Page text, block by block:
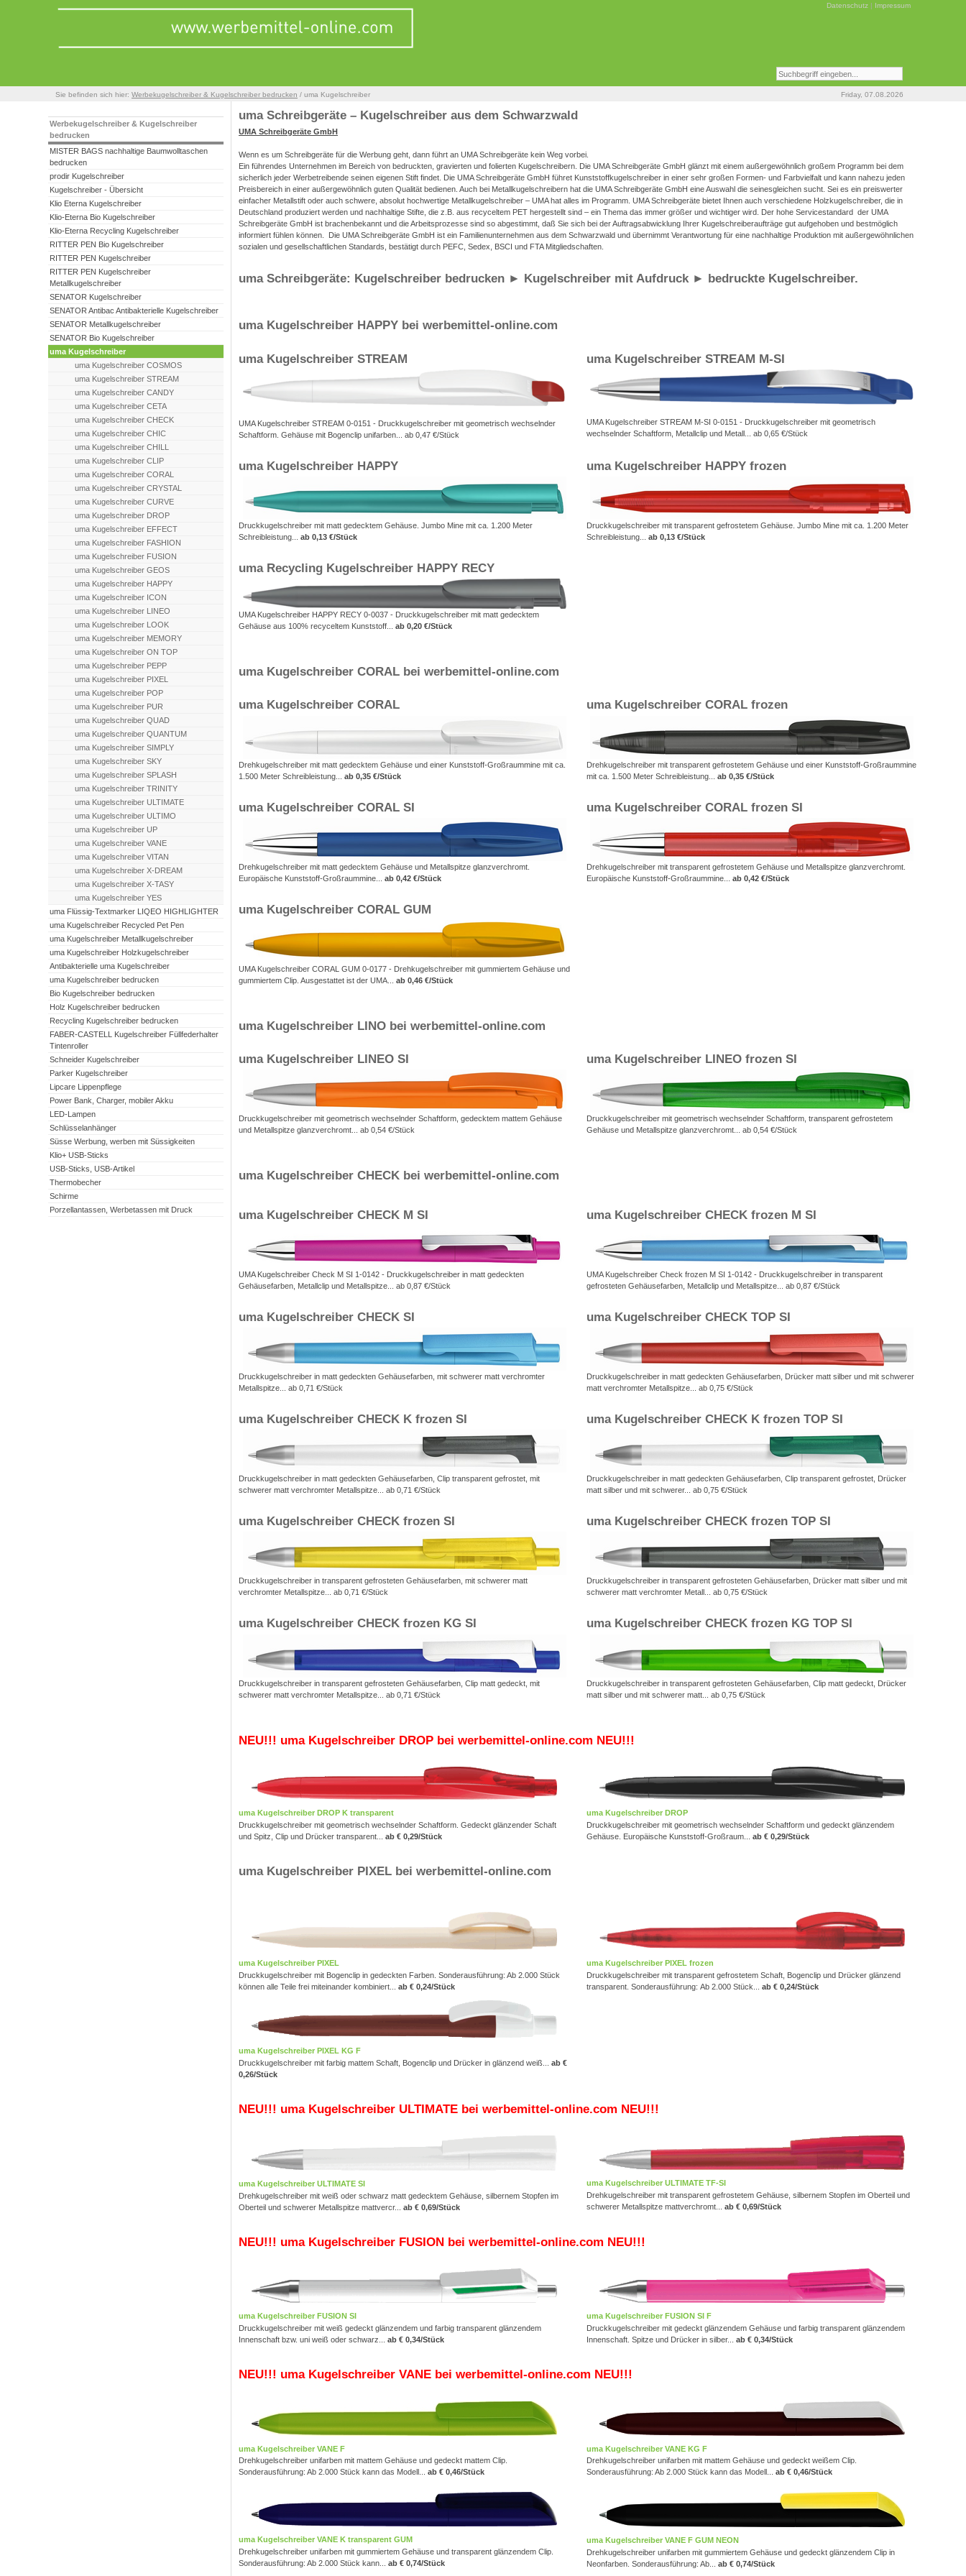
Datenschutz | Impressum
Sie befinden sich hier: Werbekugelschreiber & Kugelschreiber bedrucken / uma Kugelschreiber Friday, 07.08.2026
uma Schreibgeräte – Kugelschreiber aus dem Schwarzwald
UMA Schreibgeräte GmbH
Wenn es um Schreibgeräte für die Werbung geht, dann führt an UMA Schreibgeräte kein Weg vorbei.
Ein führendes Unternehmen im Bereich von bedruckten, gravierten und folierten Kugelschreibern. Die UMA Schreibgeräte GmbH glänzt mit einem außergewöhnlich großem Programm bei dem
sicherlich jeder Werbetreibende seinen eigenen Stift findet. Die UMA Schreibgeräte GmbH führet Kunststoffkugelschreiber in einer sehr großen Formen- und Farbvielfalt und kann nahezu jeden
Preisbereich in einer außergewöhnlich guten Qualität bedienen. Auch bei Metallkugelschreibern hat die UMA Schreibgeräte GmbH eine Auswahl die seinesgleichen sucht. Sei es ein preiswerter
einfacher Metallstift oder auch schwere, absolut hochwertige Metallkugelschreiber – UMA hat alles im Programm. UMA Schreibgeräte bietet Ihnen auch verschiedene Holzkugelschreiber, die in
Deutschland produziert werden und nachhaltige Stifte, die z.B. aus recyceltem PET hergestellt sind – ein Thema das immer größer und wichtiger wird. Der hohe Servicestandard der UMA
Schreibgeräte GmbH ist brachenbekannt und die Arbeitsprozesse sind so abgestimmt, daß Sie sich bei der Auftragsabwicklung Ihrer Kugelschreiberaufträge gut aufgehoben und bestmöglich
informiert fühlen können. Die UMA Schreibgeräte GmbH ist ein Familienunternehmen aus dem Schwarzwald und übernimmt Verantwortung für eine nachhaltige Produktion mit außergewöhnlichen
sozialen und gesellschaftlichen Standards, bestätigt durch PEFC, Sedex, BSCI und FTA Mitgliedschaften.
uma Schreibgeräte: Kugelschreiber bedrucken ► Kugelschreiber mit Aufdruck ► bedruckte Kugelschreiber.
uma Kugelschreiber HAPPY bei werbemittel-online.com
uma Kugelschreiber STREAM
UMA Kugelschreiber STREAM 0-0151 - Druckkugelschreiber mit geometrisch wechselnder
Schaftform. Gehäuse mit Bogenclip unifarben... ab 0,47 €/Stück
uma Kugelschreiber STREAM M-SI
UMA Kugelschreiber STREAM M-SI 0-0151 - Druckkugelschreiber mit geometrisch
wechselnder Schaftform, Metallclip und Metall... ab 0,65 €/Stück
uma Kugelschreiber HAPPY
Druckkugelschreiber mit matt gedecktem Gehäuse. Jumbo Mine mit ca. 1.200 Meter
Schreibleistung... ab 0,13 €/Stück
uma Recycling Kugelschreiber HAPPY RECY
UMA Kugelschreiber HAPPY RECY 0-0037 - Druckkugelschreiber mit matt gedecktem
Gehäuse aus 100% recyceltem Kunststoff... ab 0,20 €/Stück
uma Kugelschreiber HAPPY frozen
Druckkugelschreiber mit transparent gefrostetem Gehäuse. Jumbo Mine mit ca. 1.200 Meter
Schreibleistung... ab 0,13 €/Stück
uma Kugelschreiber CORAL bei werbemittel-online.com
uma Kugelschreiber CORAL
Drehkugelschreiber mit matt gedecktem Gehäuse und einer Kunststoff-Großraummine mit ca.
1.500 Meter Schreibleistung... ab 0,35 €/Stück
uma Kugelschreiber CORAL SI
Drehkugelschreiber mit matt gedecktem Gehäuse und Metallspitze glanzverchromt.
Europäische Kunststoff-Großraummine... ab 0,42 €/Stück
uma Kugelschreiber CORAL GUM
UMA Kugelschreiber CORAL GUM 0-0177 - Drehkugelschreiber mit gummiertem Gehäuse und
gummiertem Clip. Ausgestattet ist der UMA... ab 0,46 €/Stück
uma Kugelschreiber CORAL frozen
Drehkugelschreiber mit transparent gefrostetem Gehäuse und einer Kunststoff-Großraummine
mit ca. 1.500 Meter Schreibleistung... ab 0,35 €/Stück
uma Kugelschreiber CORAL frozen SI
Drehkugelschreiber mit transparent gefrostetem Gehäuse und Metallspitze glanzverchromt.
Europäische Kunststoff-Großraummine... ab 0,42 €/Stück
uma Kugelschreiber LINO bei werbemittel-online.com
uma Kugelschreiber LINEO SI
Druckkugelschreiber mit geometrisch wechselnder Schaftform, gedecktem mattem Gehäuse
und Metallspitze glanzverchromt... ab 0,54 €/Stück
uma Kugelschreiber LINEO frozen SI
Druckkugelschreiber mit geometrisch wechselnder Schaftform, transparent gefrostetem
Gehäuse und Metallspitze glanzverchromt... ab 0,54 €/Stück
uma Kugelschreiber CHECK bei werbemittel-online.com
uma Kugelschreiber CHECK M SI
UMA Kugelschreiber Check M SI 1-0142 - Druckkugelschreiber in matt gedeckten
Gehäusefarben, Metallclip und Metallspitze... ab 0,87 €/Stück
uma Kugelschreiber CHECK SI
Druckkugelschreiber in matt gedeckten Gehäusefarben, mit schwerer matt verchromter
Metallspitze... ab 0,71 €/Stück
uma Kugelschreiber CHECK K frozen SI
Druckkugelschreiber in matt gedeckten Gehäusefarben, Clip transparent gefrostet, mit
schwerer matt verchromter Metallspitze... ab 0,71 €/Stück
uma Kugelschreiber CHECK frozen SI
Druckkugelschreiber in transparent gefrosteten Gehäusefarben, mit schwerer matt
verchromter Metallspitze... ab 0,71 €/Stück
uma Kugelschreiber CHECK frozen KG SI
Druckkugelschreiber in transparent gefrosteten Gehäusefarben, Clip matt gedeckt, mit
schwerer matt verchromter Metallspitze... ab 0,71 €/Stück
uma Kugelschreiber CHECK frozen M SI
UMA Kugelschreiber Check frozen M SI 1-0142 - Druckkugelschreiber in transparent
gefrosteten Gehäusefarben, Metallclip und Metallspitze... ab 0,87 €/Stück
uma Kugelschreiber CHECK TOP SI
Druckkugelschreiber in matt gedeckten Gehäusefarben, Drücker matt silber und mit schwerer
matt verchromter Metallspitze... ab 0,75 €/Stück
uma Kugelschreiber CHECK K frozen TOP SI
Druckkugelschreiber in matt gedeckten Gehäusefarben, Clip transparent gefrostet, Drücker
matt silber und mit schwerer... ab 0,75 €/Stück
uma Kugelschreiber CHECK frozen TOP SI
Druckkugelschreiber in transparent gefrosteten Gehäusefarben, Drücker matt silber und mit
schwerer matt verchromter Metall... ab 0,75 €/Stück
uma Kugelschreiber CHECK frozen KG TOP SI
Druckkugelschreiber in transparent gefrosteten Gehäusefarben, Clip matt gedeckt, Drücker
matt silber und mit schwerer matt... ab 0,75 €/Stück
NEU!!! uma Kugelschreiber DROP bei werbemittel-online.com NEU!!!
uma Kugelschreiber DROP K transparent
Druckkugelschreiber mit geometrisch wechselnder Schaftform. Gedeckt glänzender Schaft
und Spitz, Clip und Drücker transparent... ab € 0,29/Stück
uma Kugelschreiber DROP
Druckkugelschreiber mit geometrisch wechselnder Schaftform und gedeckt glänzendem
Gehäuse. Europäische Kunststoff-Großraum... ab € 0,29/Stück
uma Kugelschreiber PIXEL bei werbemittel-online.com
uma Kugelschreiber PIXEL
Druckkugelschreiber mit Bogenclip in gedeckten Farben. Sonderausführung: Ab 2.000 Stück
können alle Teile frei miteinander kombiniert... ab € 0,24/Stück
uma Kugelschreiber PIXEL KG F
Druckkugelschreiber mit farbig mattem Schaft, Bogenclip und Drücker in glänzend weiß... ab €
0,26/Stück
uma Kugelschreiber PIXEL frozen
Druckkugelschreiber mit transparent gefrostetem Schaft, Bogenclip und Drücker glänzend
transparent. Sonderausführung: Ab 2.000 Stück ab € 0,24/Stück
NEU!!! uma Kugelschreiber ULTIMATE bei werbemittel-online.com NEU!!!
uma Kugelschreiber ULTIMATE SI
Drehkugelschreiber mit weiß oder schwarz matt gedecktem Gehäuse, silbernem Stopfen im
Oberteil und schwerer Metallspitze mattvercr... ab € 0,69/Stück
uma Kugelschreiber ULTIMATE TF-SI
Drehkugelschreiber mit transparent gefrostetem Gehäuse, silbernem Stopfen im Oberteil und
schwerer Metallspitze mattverchromt... ab € 0,69/Stück
NEU!!! uma Kugelschreiber FUSION bei werbemittel-online.com NEU!!!
uma Kugelschreiber FUSION SI
Druckkugelschreiber mit weiß gedeckt glänzendem und farbig transparent glänzendem
Innenschaft bzw. uni weiß oder schwarz... ab € 0,34/Stück
uma Kugelschreiber FUSION SI F
Druckkugelschreiber mit gedeckt glänzendem Gehäuse und farbig transparent glänzendem
Innenschaft. Spitze und Drücker in silber... ab € 0,34/Stück
NEU!!! uma Kugelschreiber VANE bei werbemittel-online.com NEU!!!
uma Kugelschreiber VANE F
Drehkugelschreiber unifarben mit mattem Gehäuse und gedeckt mattem Clip.
Sonderausführung: Ab 2.000 Stück kann das Modell... ab € 0,46/Stück
uma Kugelschreiber VANE K transparent GUM
Drehkugelschreiber unifarben mit gummiertem Gehäuse und transparent glänzendem Clip.
Sonderausführung: Ab 2.000 Stück kann... ab € 0,74/Stück
uma Kugelschreiber VANE KG F
Drehkugelschreiber unifarben mit mattem Gehäuse und gedeckt weißem Clip.
Sonderausführung: Ab 2.000 Stück kann das Modell... ab € 0,46/Stück
uma Kugelschreiber VANE F GUM NEON
Drehkugelschreiber unifarben mit gummiertem Gehäuse und gedeckt glänzendem Clip in
Neonfarben. Sonderausführung: Ab... ab € 0,74/Stück
Werbekugelschreiber & Kugelschreiber
bedrucken
MISTER BAGS nachhaltige Baumwolltaschen
bedrucken
prodir Kugelschreiber
Kugelschreiber - Übersicht
Klio Eterna Kugelschreiber
Klio-Eterna Bio Kugelschreiber
Klio-Eterna Recycling Kugelschreiber
RITTER PEN Bio Kugelschreiber
RITTER PEN Kugelschreiber
RITTER PEN Kugelschreiber
Metallkugelschreiber
SENATOR Kugelschreiber
SENATOR Antibac Antibakterielle Kugelschreiber
SENATOR Metallkugelschreiber
SENATOR Bio Kugelschreiber
uma Kugelschreiber
uma Kugelschreiber COSMOS
uma Kugelschreiber STREAM
uma Kugelschreiber CANDY
uma Kugelschreiber CETA
uma Kugelschreiber CHECK
uma Kugelschreiber CHIC
uma Kugelschreiber CHILL
uma Kugelschreiber CLIP
uma Kugelschreiber CORAL
uma Kugelschreiber CRYSTAL
uma Kugelschreiber CURVE
uma Kugelschreiber DROP
uma Kugelschreiber EFFECT
uma Kugelschreiber FASHION
uma Kugelschreiber FUSION
uma Kugelschreiber GEOS
uma Kugelschreiber HAPPY
uma Kugelschreiber ICON
uma Kugelschreiber LINEO
uma Kugelschreiber LOOK
uma Kugelschreiber MEMORY
uma Kugelschreiber ON TOP
uma Kugelschreiber PEPP
uma Kugelschreiber PIXEL
uma Kugelschreiber POP
uma Kugelschreiber PUR
uma Kugelschreiber QUAD
uma Kugelschreiber QUANTUM
uma Kugelschreiber SIMPLY
uma Kugelschreiber SKY
uma Kugelschreiber SPLASH
uma Kugelschreiber TRINITY
uma Kugelschreiber ULTIMATE
uma Kugelschreiber ULTIMO
uma Kugelschreiber UP
uma Kugelschreiber VANE
uma Kugelschreiber VITAN
uma Kugelschreiber X-DREAM
uma Kugelschreiber X-TASY
uma Kugelschreiber YES
uma Flüssig-Textmarker LIQEO HIGHLIGHTER
uma Kugelschreiber Recycled Pet Pen
uma Kugelschreiber Metallkugelschreiber
uma Kugelschreiber Holzkugelschreiber
Antibakterielle uma Kugelschreiber
uma Kugelschreiber bedrucken
Bio Kugelschreiber bedrucken
Holz Kugelschreiber bedrucken
Recycling Kugelschreiber bedrucken
FABER-CASTELL Kugelschreiber Füllfederhalter
Tintenroller
Schneider Kugelschreiber
Parker Kugelschreiber
Lipcare Lippenpflege
Power Bank, Charger, mobiler Akku
LED-Lampen
Schlüsselanhänger
Süsse Werbung, werben mit Süssigkeiten
Klio+ USB-Sticks
USB-Sticks, USB-Artikel
Thermobecher
Schirme
Porzellantassen, Werbetassen mit Druck